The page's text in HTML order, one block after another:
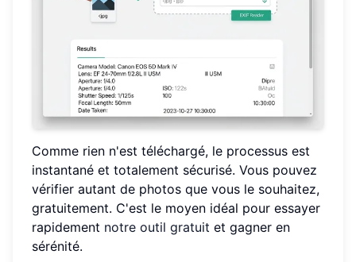
Comme rien n'est téléchargé, le processus est
instantané et totalement sécurisé. Vous pouvez
vérifier autant de photos que vous le souhaitez,
gratuitement. C'est le moyen idéal pour essayer
rapidement notre outil gratuit et gagner en
sérénité.